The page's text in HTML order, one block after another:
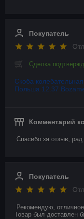
Покупатель
Сделка
Скоба
Польша 12.37
Комментарий
Спасибо за отзыв,
Покупатель
Рекомендую,
Товар был доставлен